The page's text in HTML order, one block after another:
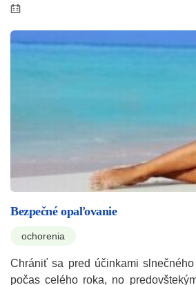
Bezpečné opaľovanie
ochorenia
Chrániť sa pred účinkami
počas celého roka, no